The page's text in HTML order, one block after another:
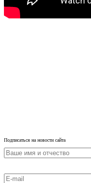
Подписаться на новости сайта